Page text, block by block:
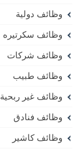
وظائف دولية
وظائف سكرتيره
وظائف شركات
وظائف طبيب
وظائف غير ربحية
وظائف فنادق
وظائف كاشير